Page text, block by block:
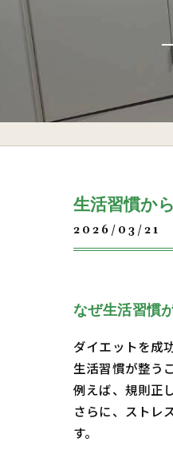
生活習慣か
2026/03/21
なぜ生活習慣
ダイエットを成
生活習慣が整う
例えば、規則正
さらに、ストレ
す。